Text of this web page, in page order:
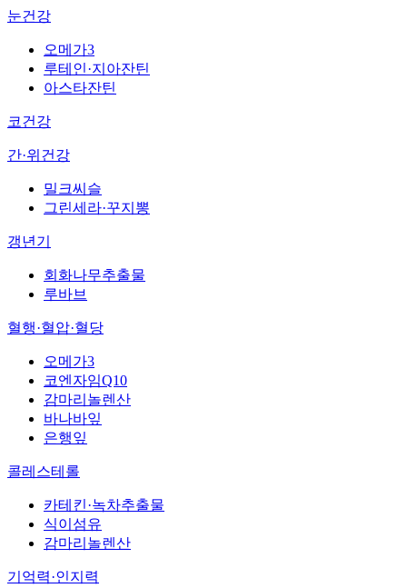
눈건강
오메가3
루테인·지아잔틴
아스타잔틴
코건강
간·위건강
밀크씨슬
그린세라·꾸지뽕
갱년기
회화나무추출물
루바브
혈행·혈압·혈당
오메가3
코엔자임Q10
감마리놀렌산
바나바잎
은행잎
콜레스테롤
카테킨·녹차추출물
식이섬유
감마리놀렌산
기억력·인지력